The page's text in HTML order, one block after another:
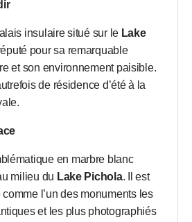
insulaire situé sur le Lake
pour sa remarquable
et son environnement paisible.
de résidence d’été à la
en marbre blanc
milieu du Lake Pichola. Il est
l’un des monuments les
et les plus photographiés